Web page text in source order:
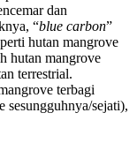
dan
“blue carbon”
hutan mangrove
hutan mangrove
terrestrial.
terbagi
sesungguhnya/sejati),